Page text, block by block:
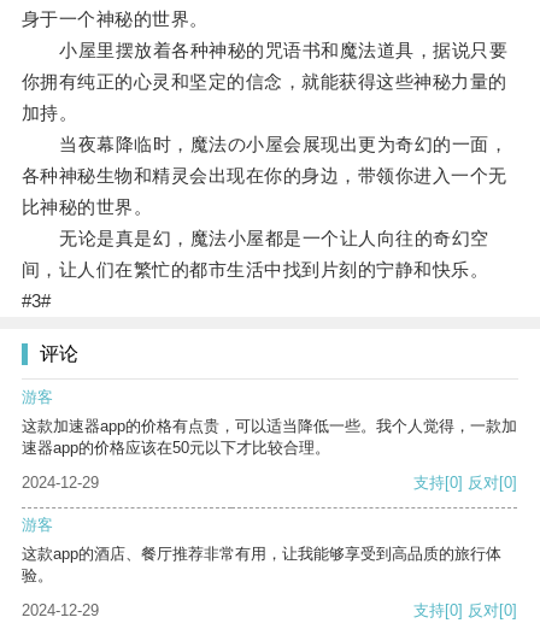
身于一个神秘的世界。
小屋里摆放着各种神秘的咒语书和魔法道具，据说只要
你拥有纯正的心灵和坚定的信念，就能获得这些神秘力量的
加持。
当夜幕降临时，魔法の小屋会展现出更为奇幻的一面，
各种神秘生物和精灵会出现在你的身边，带领你进入一个无
比神秘的世界。
无论是真是幻，魔法小屋都是一个让人向往的奇幻空
间，让人们在繁忙的都市生活中找到片刻的宁静和快乐。
#3#
评论
游客
这款加速器app的价格有点贵，可以适当降低一些。我个人觉得，一款加
速器app的价格应该在50元以下才比较合理。
2024-12-29
支持[0] 反对[0]
游客
这款app的酒店、餐厅推荐非常有用，让我能够享受到高品质的旅行体
验。
2024-12-29
支持[0] 反对[0]